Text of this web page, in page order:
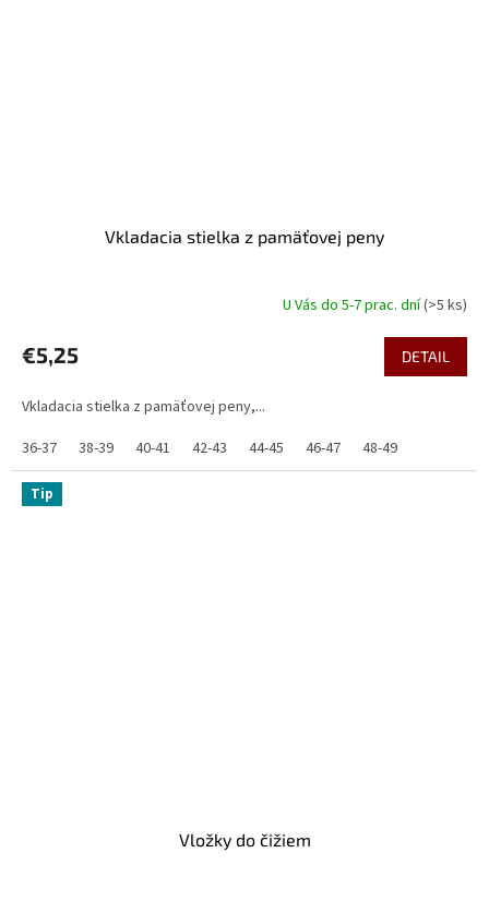
Vkladacia stielka z pamäťovej peny
U Vás do 5-7 prac. dní(>5 ks)
€5,25 DETAIL
Vkladacia stielka z pamäťovej peny,...
36-37
38-39 40-41 42-43 44-45 46-47 48-49
Tip
Vložky do čižiem